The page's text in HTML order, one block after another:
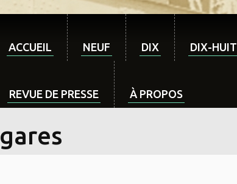
ACCUEIL NEUF DIX DIX-HUIT
REVUE DE PRESSE À PROPOS
gares